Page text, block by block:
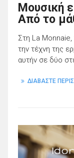
Μουσική
Από το
Στη La Monnaie,
την τέχνη της
αυτήν σε δύο
ΔΙΑΒΑΣΤΕ